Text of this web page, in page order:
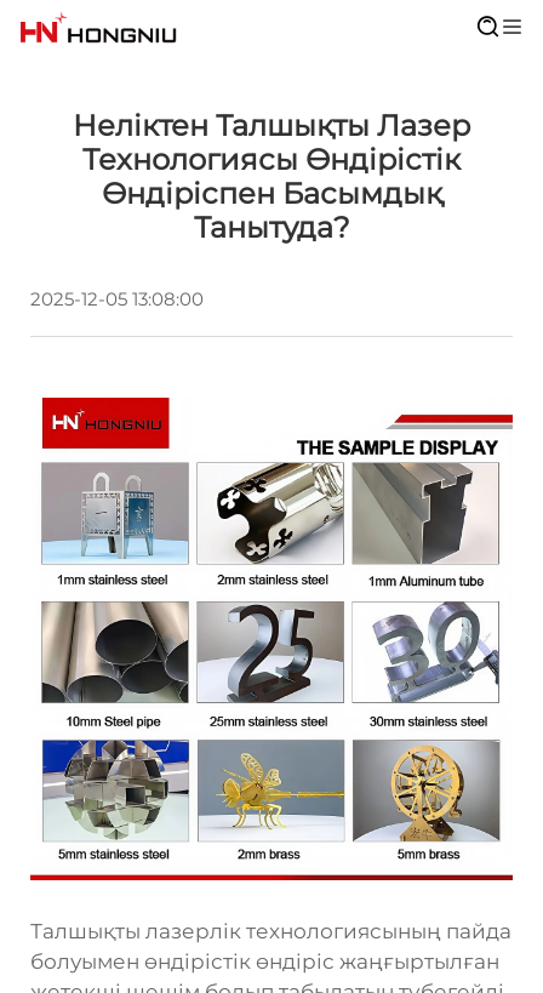
Неліктен Талшықты Лазер
Технологиясы Өндірістік
Өндіріспен Басымдық
Танытуда?
2025-12-05 13:08:00
Талшықты лазерлік технологиясының пайда
болуымен өндірістік өндіріс жаңғыртылған